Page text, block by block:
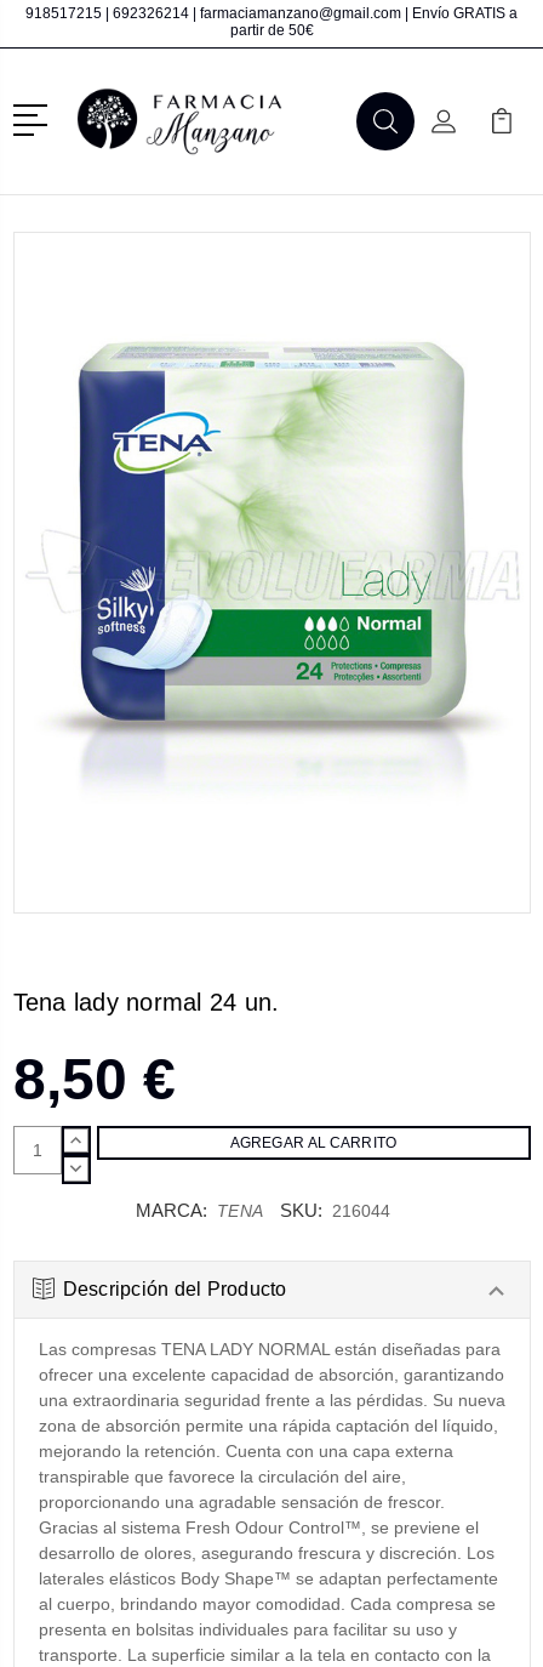
918517215 692326214 farmaciamanzano@gmail.com | Envío GRATIS a
partir de 50€
Menú
BuscarMi Cuenta
Mi
Tena lady normal 24 un.
8,50 €
AUMENTAR
CANTIDAD:
DISMINUIR
MARCA: TENA SKU: 216044
Descripción del Producto
Las compresas TENA LADY NORMAL están diseñadas para
ofrecer una excelente capacidad de absorción, garantizando
una extraordinaria seguridad frente a las pérdidas. Su nueva
zona de absorción permite una rápida captación del líquido,
mejorando la retención. Cuenta con una capa externa
transpirable que favorece la circulación del aire,
proporcionando una agradable sensación de frescor.
Gracias al sistema Fresh Odour Control™, se previene el
desarrollo de olores, asegurando frescura y discreción. Los
laterales elásticos Body Shape™ se adaptan perfectamente
al cuerpo, brindando mayor comodidad. Cada compresa se
presenta en bolsitas individuales para facilitar su uso y
transporte. La superficie similar a la tela en contacto con la